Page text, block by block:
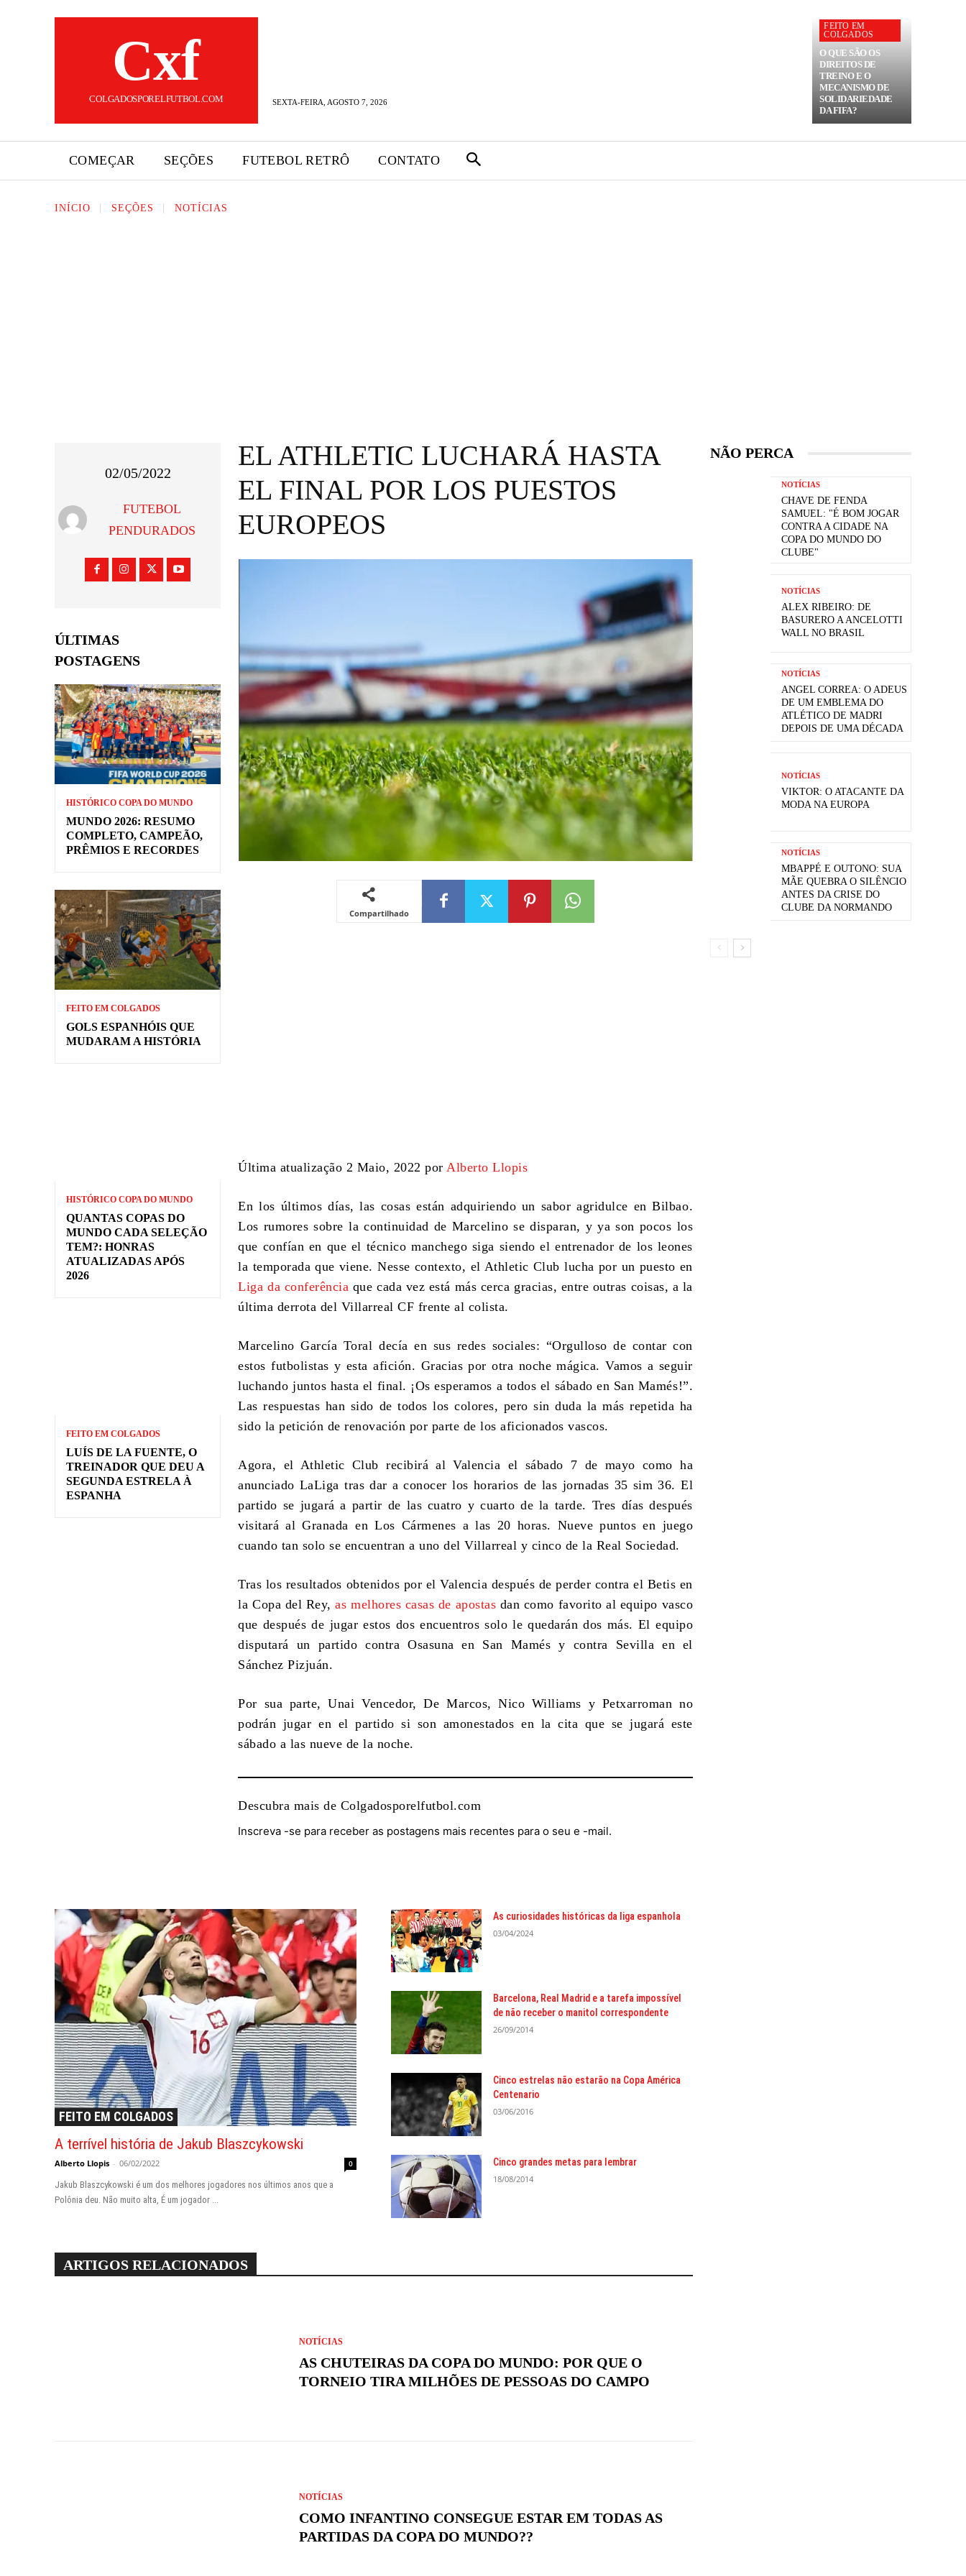
Cxf
COLGADOSPORELFUTBOL.COM SEXTA-FEIRA, AGOSTO 7, 2026
FEITO EM
COLGADOS
O QUE SÃO OS
DIREITOS DE
TREINO E O
MECANISMO DE
SOLIDARIEDADE
DA FIFA?
COMEÇAR SEÇÕES FUTEBOL RETRÔ CONTATO
INÍCIO SEÇÕES NOTÍCIAS
02/05/2022
FUTEBOL
PENDURADOS
ÚLTIMAS
POSTAGENS
HISTÓRICO COPA DO MUNDO
MUNDO 2026: RESUMO
COMPLETO, CAMPEÃO,
PRÊMIOS E RECORDES
FEITO EM COLGADOS
GOLS ESPANHÓIS QUE
MUDARAM A HISTÓRIA
HISTÓRICO COPA DO MUNDO
QUANTAS COPAS DO
MUNDO CADA SELEÇÃO
TEM?: HONRAS
ATUALIZADAS APÓS
2026
FEITO EM COLGADOS
LUÍS DE LA FUENTE, O
TREINADOR QUE DEU A
SEGUNDA ESTRELA À
ESPANHA
EL ATHLETIC LUCHARÁ HASTA
EL FINAL POR LOS PUESTOS
EUROPEOS
Compartilhado
Última atualização 2 Maio, 2022 por Alberto Llopis
En los últimos días,las cosas están adquiriendo un sabor agridulce en Bilbao.
Los rumores sobre la continuidad de Marcelino se disparan, y ya son pocos los
que confían en que el técnico manchego siga siendo el entrenador de los leones
la temporada que viene. Nesse contexto, el Athletic Club lucha por un puesto en
Liga da conferência que cada vez está más cerca gracias, entre outras coisas, a la
última derrota del Villarreal CF frente al colista.
Marcelino García Toral decía en sus redes sociales: “Orgulloso de contar con
estos futbolistas y esta afición. Gracias por otra noche mágica.Vamos a seguir
luchando juntos hasta el final. ¡Os esperamos a todos el sábado en San Mamés!”.
Las respuestas han sido de todos los colores, pero sin duda la más repetida ha
sido la petición de renovación por parte de los aficionados vascos.
Agora, el Athletic Club recibirá al Valencia el sábado 7 de mayo como ha
anunciado LaLiga tras dar a conocer los horarios de las jornadas 35 sim 36. El
partido se jugará a partir de las cuatro y cuarto de la tarde. Tres días después
visitará al Granada en Los Cármenes a las 20 horas. Nueve puntos en juego
cuando tan solo se encuentran a uno del Villarreal y cinco de la Real Sociedad.
Tras los resultados obtenidos por el Valencia después de perder contra el Betis en
la Copa del Rey,as melhores casas de apostas dan como favorito al equipo vasco
que después de jugar estos dos encuentros solo le quedarán dos más. El equipo
disputará un partido contra Osasuna en San Mamés y contra Sevilla en el
Sánchez Pizjuán.
Por sua parte,Unai Vencedor, De Marcos,Nico Williams y Petxarroman no
podrán jugar en el partido si son amonestados en la cita que se jugará este
sábado a las nueve de la noche.
Descubra mais de Colgadosporelfutbol.com
Inscreva -se para receber as postagens mais recentes para o seu e -mail.
FEITO EM COLGADOS
A terrível história de Jakub Blaszcykowski
Alberto Llopis - 06/02/2022 0
Jakub Blaszcykowski é um dos melhores jogadores nos últimos anos que a
Polônia deu. Não muito alta, É um jogador ...
As curiosidades históricas da liga espanhola
03/04/2024
Barcelona, Real Madrid e a tarefa impossível
de não receber o manitol correspondente
26/09/2014
Cinco estrelas não estarão na Copa América
Centenario
03/06/2016
Cinco grandes metas para lembrar
18/08/2014
ARTIGOS RELACIONADOS
NOTÍCIAS
AS CHUTEIRAS DA COPA DO MUNDO: POR QUE O
TORNEIO TIRA MILHÕES DE PESSOAS DO CAMPO
NOTÍCIAS
COMO INFANTINO CONSEGUE ESTAR EM TODAS AS
PARTIDAS DA COPA DO MUNDO??
NÃO PERCA
NOTÍCIAS
CHAVE DE FENDA
SAMUEL: "É BOM JOGAR
CONTRA A CIDADE NA
COPA DO MUNDO DO
CLUBE"
NOTÍCIAS
ALEX RIBEIRO: DE
BASURERO A ANCELOTTI
WALL NO BRASIL
NOTÍCIAS
ANGEL CORREA: O ADEUS
DE UM EMBLEMA DO
ATLÉTICO DE MADRI
DEPOIS DE UMA DÉCADA
NOTÍCIAS
VIKTOR: O ATACANTE DA
MODA NA EUROPA
NOTÍCIAS
MBAPPÉ E OUTONO: SUA
MÃE QUEBRA O SILÊNCIO
ANTES DA CRISE DO
CLUBE DA NORMANDO